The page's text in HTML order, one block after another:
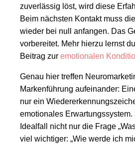
zuverlässig löst, wird diese
Beim nächsten Kontakt muss
wieder bei null anfangen. Das
vorbereitet. Mehr hierzu lernst
Beitrag zur emotionalen
Genau hier treffen
Markenführung aufeinander:
nur ein
emotionales
Idealfall nicht nur die Frage
viel wichtiger: „Wie werde ich